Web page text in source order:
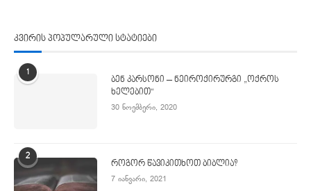
კვირის პოპულარული სტატიები
1
ბენ კარსონი – ნეიროქირურგი „ოქროს
ხელებით“
30 ნოემბერი, 2020
2
როგორ წავიკითხოთ ბიბლია?
7 იანვარი, 2021